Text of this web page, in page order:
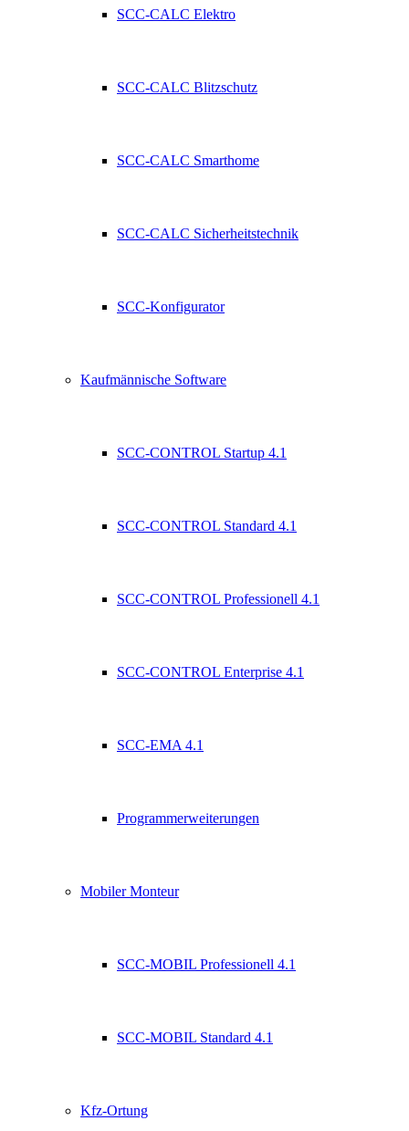
SCC-CALC Elektro
SCC-CALC Blitzschutz
SCC-CALC Smarthome
SCC-CALC Sicherheitstechnik
SCC-Konfigurator
Kaufmännische Software
SCC-CONTROL Startup 4.1
SCC-CONTROL Standard 4.1
SCC-CONTROL Professionell 4.1
SCC-CONTROL Enterprise 4.1
SCC-EMA 4.1
Programmerweiterungen
Mobiler Monteur
SCC-MOBIL Professionell 4.1
SCC-MOBIL Standard 4.1
Kfz-Ortung